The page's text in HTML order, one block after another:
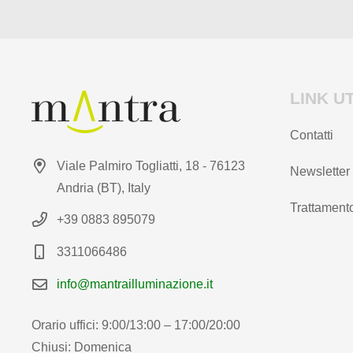
Viale Palmiro Togliatti, 18 - 76123
Andria (BT), Italy
+39 0883 895079
3311066486
info@mantrailluminazione.it
Orario uffici: 9:00/13:00 – 17:00/20:00
Chiusi: Domenica
LINK
Contatti
Newsletter